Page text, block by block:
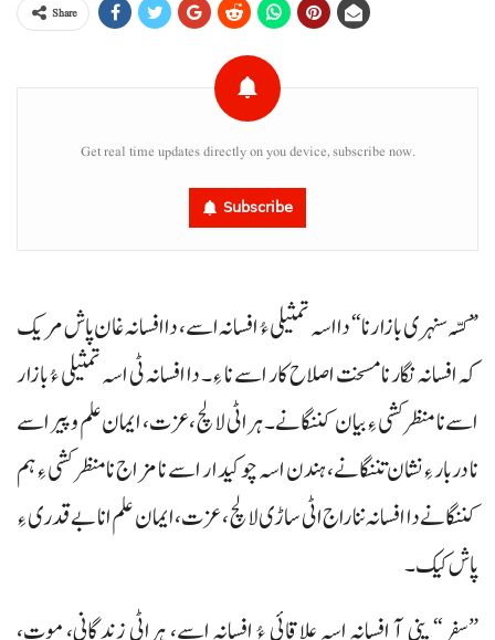
Share
Get real time updates directly on you device, subscribe now.
Subscribe
”کسّہ سنہری بازار نا“ دا اسہ تمثیلی ءُ افسانہ اسے، دا افسانہ غان پاش مریک
کہ افسانہ نگار نا مسخت اصلاح کار اسے نا ءِ۔ دا افسانہ ٹی اسہ تمثیلی ءُ بازار
اسے نا منظر کشی ءِ بیان کننگانے۔ ہراٹی لالچ، عزت، ایمان علم و پیر اسے
نا دربار ءِ نشان تننگانے، ہندن اسہ چوکیدار اسے نا مزاج نا منظر کشی ءِ ہم
کننگانے دا افسانہ ننا راج اٹی ساڑی لالچ، عزت، ایمان علم انا بے قدری ءِ
پاش کیک۔
”سفر“ پنی آ افسانہ اسہ علاقائی ءُ افسانہ اسے، ہراٹی زندگانی، موت،